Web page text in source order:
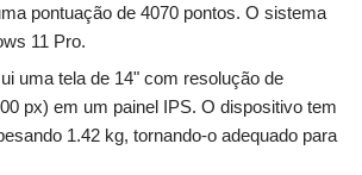
pontuação de 4070 pontos. O sistema
11 Pro.
uma tela de 14" com resolução de
px) em um painel IPS. O dispositivo tem
1.42 kg, tornando-o adequado para